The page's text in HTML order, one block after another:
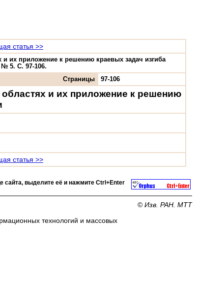
статья >>
их приложение к решению краевых задач изгиба
5. С. 97-106.
Страницы
97-106
и их приложение к решению
статья >>
сайта, выделите её и нажмите Ctrl+Enter
технологий и массовых
© Изв. РАН. МТТ